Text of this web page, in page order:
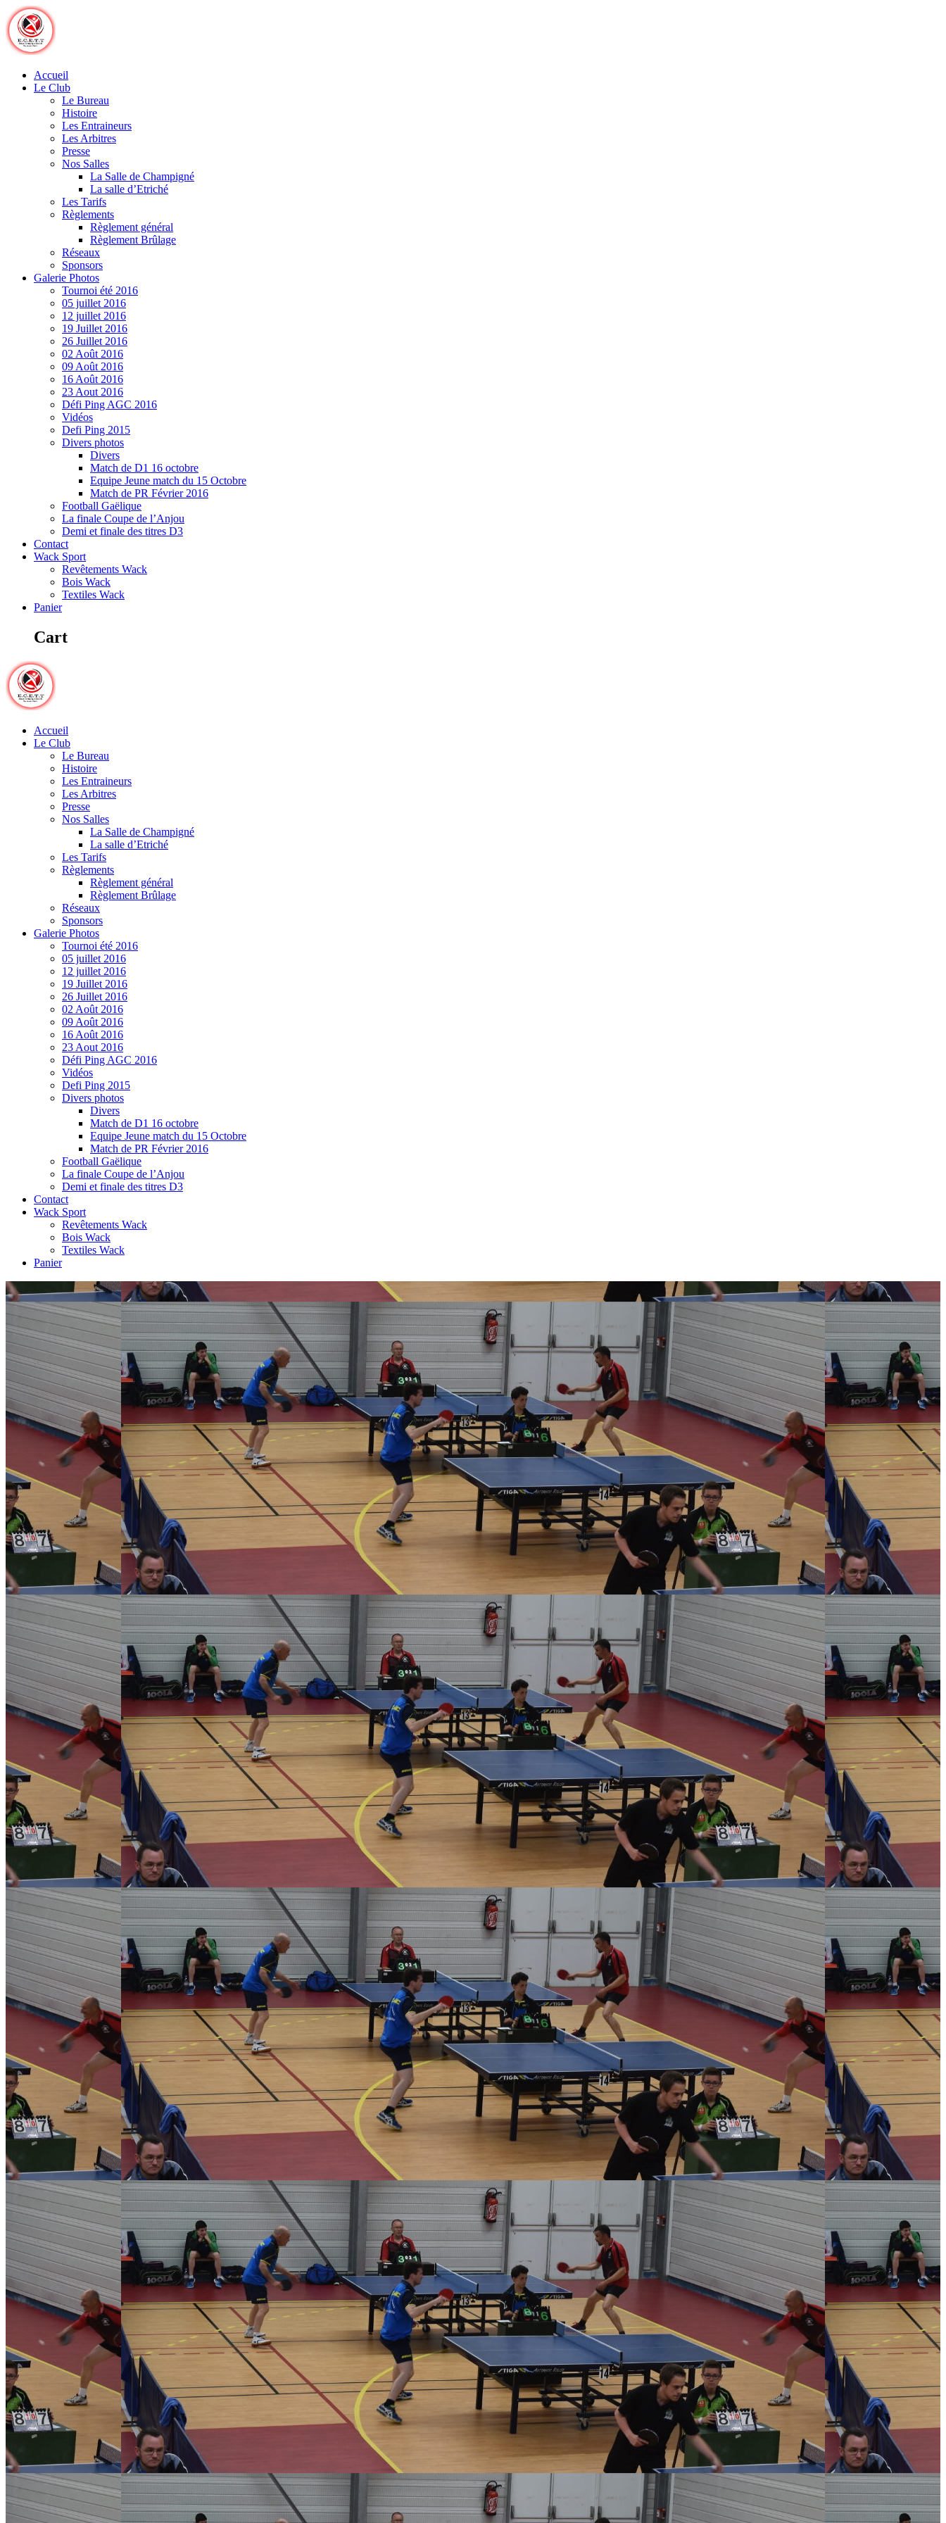
Skip
to
content
Accueil
Le Club
Le Bureau
Histoire
Les Entraineurs
Les Arbitres
Presse
Nos Salles
La Salle de Champigné
La salle d’Etriché
Les Tarifs
Règlements
Règlement général
Règlement Brûlage
Réseaux
Sponsors
Galerie Photos
Tournoi été 2016
05 juillet 2016
12 juillet 2016
19 Juillet 2016
26 Juillet 2016
02 Août 2016
09 Août 2016
16 Août 2016
23 Aout 2016
Défi Ping AGC 2016
Vidéos
Defi Ping 2015
Divers photos
Divers
Match de D1 16 octobre
Equipe Jeune match du 15 Octobre
Match de PR Février 2016
Football Gaëlique
La finale Coupe de l’Anjou
Demi et finale des titres D3
Contact
Wack Sport
Revêtements Wack
Bois Wack
Textiles Wack
Panier
Cart
Accueil
Le Club
Le Bureau
Histoire
Les Entraineurs
Les Arbitres
Presse
Nos Salles
La Salle de Champigné
La salle d’Etriché
Les Tarifs
Règlements
Règlement général
Règlement Brûlage
Réseaux
Sponsors
Galerie Photos
Tournoi été 2016
05 juillet 2016
12 juillet 2016
19 Juillet 2016
26 Juillet 2016
02 Août 2016
09 Août 2016
16 Août 2016
23 Aout 2016
Défi Ping AGC 2016
Vidéos
Defi Ping 2015
Divers photos
Divers
Match de D1 16 octobre
Equipe Jeune match du 15 Octobre
Match de PR Février 2016
Football Gaëlique
La finale Coupe de l’Anjou
Demi et finale des titres D3
Contact
Wack Sport
Revêtements Wack
Bois Wack
Textiles Wack
Panier